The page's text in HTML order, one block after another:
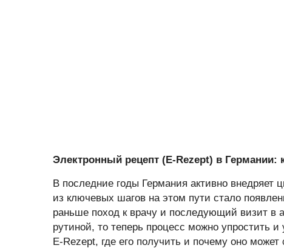
Электронный рецепт (E-Rezept) в Германии:
В последние годы Германия активно
из ключевых шагов на этом пути стало
раньше поход к врачу и последующий визит в
рутиной, то теперь процесс можно упростить и
E-Rezept, где его получить и почему оно